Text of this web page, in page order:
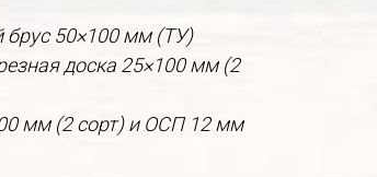
брус 50×100 мм (ТУ)
доска 25×100 мм (2
мм (2 сорт) и ОСП 12 мм